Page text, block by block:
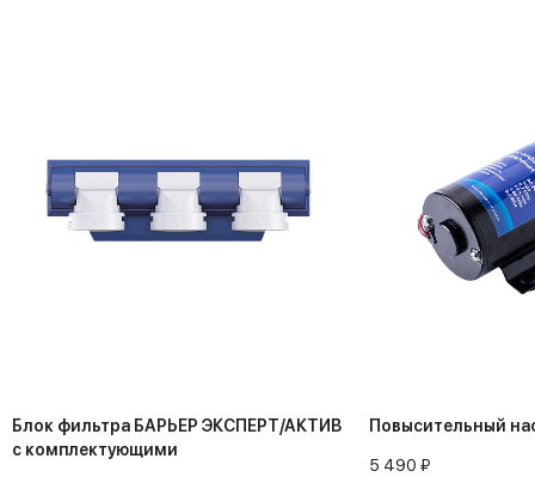
Блок фильтра БАРЬЕР ЭКСПЕРТ/АКТИВ
с комплектующими
Повысительный
5 490 ₽